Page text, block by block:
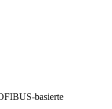
basierte